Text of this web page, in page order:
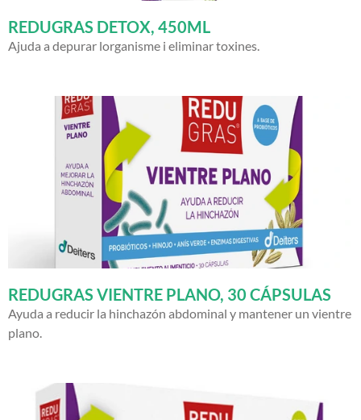
REDUGRAS DETOX, 450ML
Ajuda a depurar lorganisme i eliminar toxines.
REDUGRAS VIENTRE PLANO, 30 CÁPSULAS
Ayuda a reducir la hinchazón abdominal y mantener un vientre
plano.